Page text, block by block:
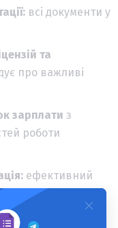
всі документи у
та
про важливі
зарплати з
роботи
ефективний
з будь-якої